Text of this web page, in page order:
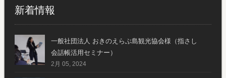
新着情報
一般社団法人 おきのえらぶ島観光協会様（指さし
会話帳活用セミナー）
2月 05, 2024